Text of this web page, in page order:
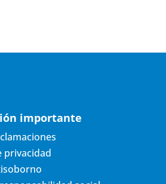
importante
privacidad